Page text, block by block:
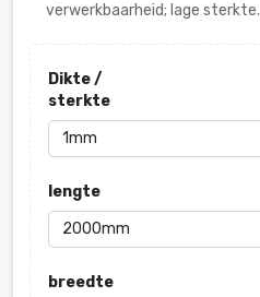
verwerkbaarheid; lage sterkte.
Dikte /
sterkte
lengte
breedte